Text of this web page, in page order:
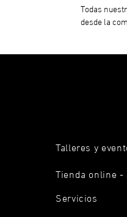
Todas
desde la
Talleres y
Tienda online -
Servicios